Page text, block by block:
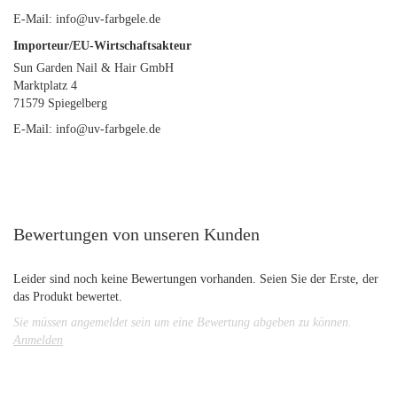
E-Mail: info@uv-farbgele.de
Importeur/EU-Wirtschaftsakteur
Sun Garden Nail & Hair GmbH
Marktplatz 4
71579 Spiegelberg
E-Mail: info@uv-farbgele.de
Bewertungen von unseren Kunden
Leider sind noch keine Bewertungen vorhanden. Seien Sie der Erste, der
das Produkt bewertet.
Sie müssen angemeldet sein um eine Bewertung abgeben zu können.
Anmelden